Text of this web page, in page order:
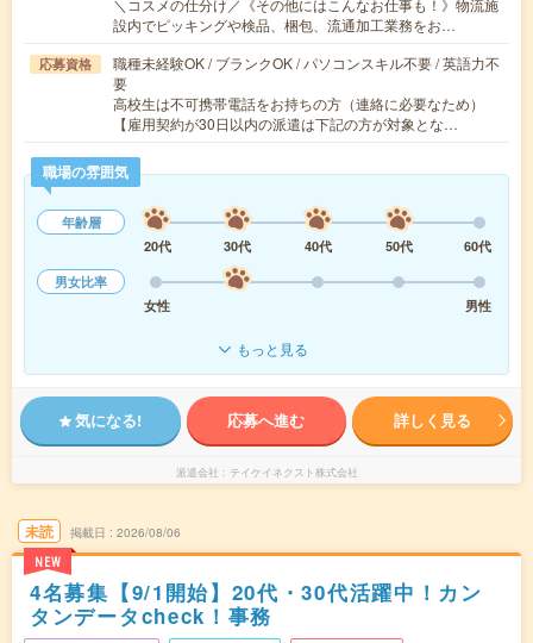
＼コスメの仕分け／《その他にはこんなお仕事も！》物流施
設内でピッキングや検品、梱包、流通加工業務をお…
応募資格
職種未経験OK / ブランクOK / パソコンスキル不要 / 英語力不
要
高校生は不可携帯電話をお持ちの方（連絡に必要なため）
【雇用契約が30日以内の派遣は下記の方が対象とな…
職場の雰囲気
年齢層
20代
30代 40代 50代
60代
男女比率
女性
男性
もっと見る
気になる! 応募へ進む 詳しく見る
派遣会社 テイケイネクスト株式会社
未読
NEW
掲載日 2026/08/06
4名募集【9/1開始】20代・30代活躍中！カン
タンデータcheck！事務